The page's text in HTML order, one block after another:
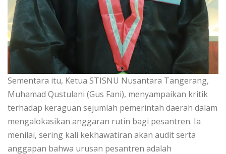
Sementara itu, Ketua STISNU Nusantara Tangerang,
Muhamad Qustulani (Gus Fani), menyampaikan kritik
terhadap keraguan sejumlah pemerintah daerah dalam
mengalokasikan anggaran rutin bagi pesantren. Ia
menilai, sering kali kekhawatiran akan audit serta
anggapan bahwa urusan pesantren adalah